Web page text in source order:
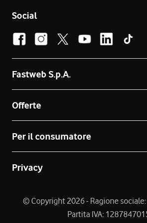
Social
Fastweb S.p.A.
Offerte
Per il consumatore
Privacy
© Copyright 2026 - Ragione sociale:
Partita IVA: